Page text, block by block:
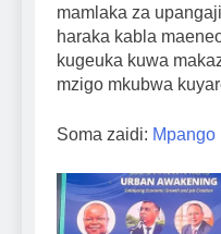
mamlaka za
haraka kabla
kugeuka kuwa
mzigo mkubwa
Soma zaidi: